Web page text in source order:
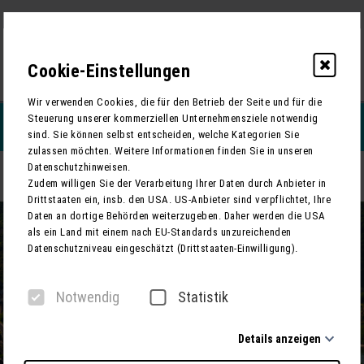
REISEFILTERN
Weinherbst in Boppard mit Feuerwerksschifffahrt ZURÜCK
Cookie-Einstellungen
Wir verwenden Cookies, die für den Betrieb der Seite und für die
Steuerung unserer kommerziellen Unternehmensziele notwendig
sind. Sie können selbst entscheiden, welche Kategorien Sie
zulassen möchten. Weitere Informationen finden Sie in unseren
Datenschutzhinweisen.
Zudem willigen Sie der Verarbeitung Ihrer Daten durch Anbieter in
Drittstaaten ein, insb. den USA. US-Anbieter sind verpflichtet, Ihre
Daten an dortige Behörden weiterzugeben. Daher werden die USA
als ein Land mit einem nach EU-Standards unzureichenden
Datenschutzniveau eingeschätzt (Drittstaaten-Einwilligung).
Notwendig Statistik
Details anzeigen